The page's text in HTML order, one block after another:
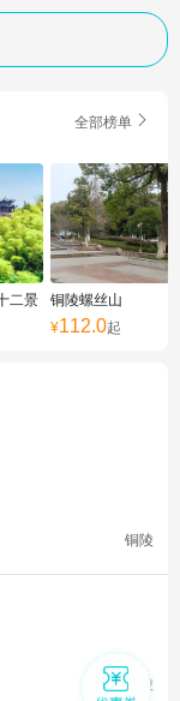
全部榜单 
二景
铜陵螺丝山
¥112.0起
铜陵
铜陵